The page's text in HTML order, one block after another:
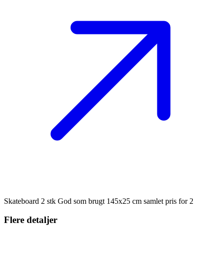
Skateboard 2 stk God som brugt 145x25 cm samlet pris for 2
Flere detaljer